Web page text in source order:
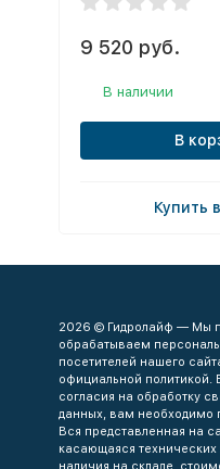
9 520 руб.
В наличии
В
Купить
2026 © Гидролайф — Мы
обрабатываем
посетителей нашего
официальной политикой.
согласия на обработку
данных, вам необходимо
Вся представленная на
касающаяся технических